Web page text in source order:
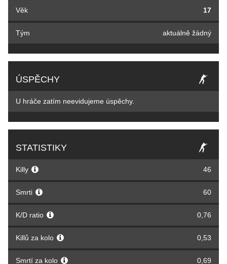
Věk 17
Tým aktuálně žádný
ÚSPĚCHY
U hráče zatím neevidujeme úspěchy.
STATISTIKY
Killy 46
Smrti 60
K/D ratio 0,76
Killů za kolo 0,53
Smrtí za kolo 0,69